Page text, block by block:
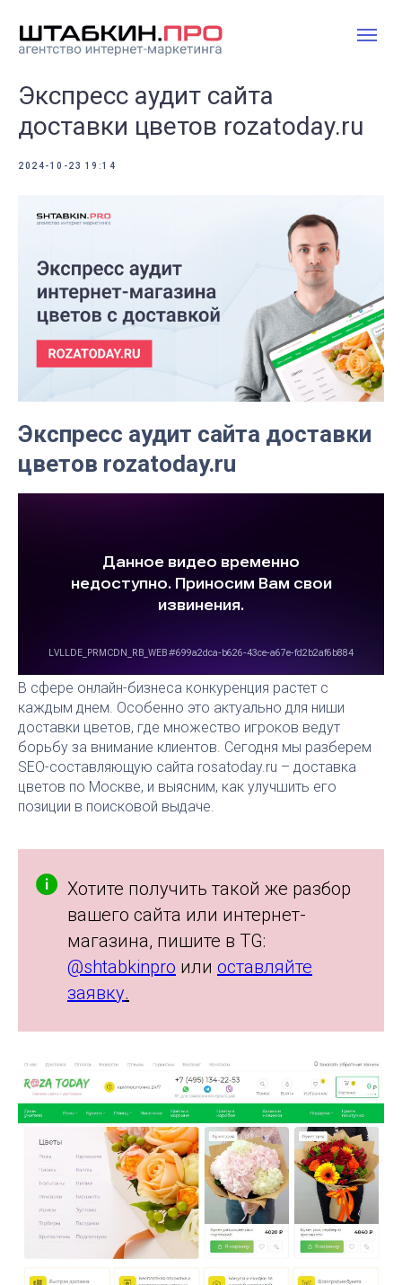
Экспресс аудит сайта
доставки цветов rozatoday.ru
2024-10-23 19:14
Экспресс аудит сайта доставки
цветов rozatoday.ru
В сфере онлайн-бизнеса конкуренция растет с
каждым днем. Особенно это актуально для ниши
доставки цветов, где множество игроков ведут
борьбу за внимание клиентов. Сегодня мы разберем
SEO-составляющую сайта rosatoday.ru – доставка
цветов по Москве, и выясним, как улучшить его
позиции в поисковой выдаче.
Хотите получить такой же разбор
вашего сайта или интернет-
магазина, пишите в TG:
@shtabkinpro или оставляйте
заявку.